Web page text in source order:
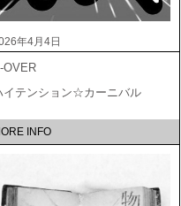
年4月4日
OVER
イテンション☆カーニバル
INFO